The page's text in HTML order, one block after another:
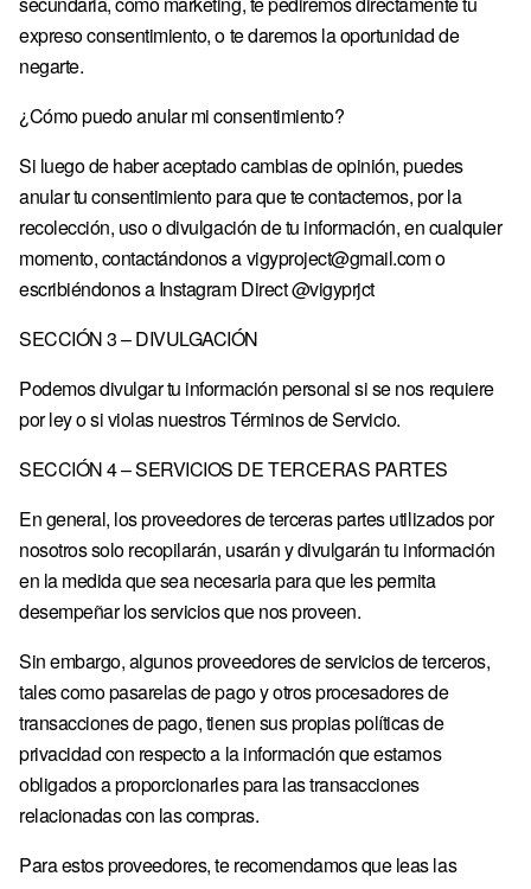
RO · LEI — RUMANÍA
expreso consentimiento, o te daremos la oportunidad de
negarte.
¿Cómo puedo anular mi consentimiento?
Si luego de haber aceptado cambias de opinión, puedes
anular tu consentimiento para que te contactemos, por la
recolección, uso o divulgación de tu información, en cualquier
momento, contactándonos a vigyproject@gmail.com o
escribiéndonos a Instagram Direct @vigyprjct
SECCIÓN 3 – DIVULGACIÓN
Podemos divulgar tu información personal si se nos requiere
por ley o si violas nuestros Términos de Servicio.
SECCIÓN 4 – SERVICIOS DE TERCERAS PARTES
En general, los proveedores de terceras partes utilizados por
nosotros solo recopilarán, usarán y divulgarán tu información
en la medida que sea necesaria para que les permita
desempeñar los servicios que nos proveen.
Sin embargo, algunos proveedores de servicios de terceros,
tales como pasarelas de pago y otros procesadores de
transacciones de pago, tienen sus propias políticas de
privacidad con respecto a la información que estamos
obligados a proporcionarles para las transacciones
relacionadas con las compras.
Para estos proveedores, te recomendamos que leas las